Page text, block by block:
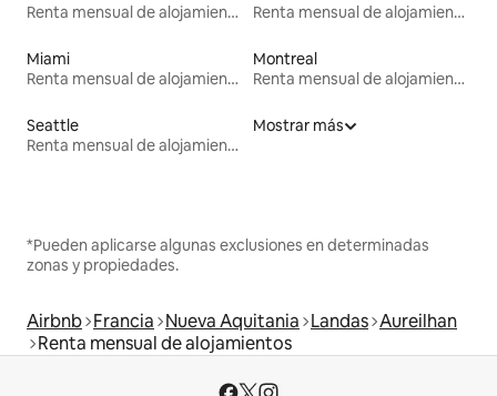
Renta mensual de alojamientos
Renta mensual de alojamientos
Miami
Renta mensual de alojamientos
Montreal
Renta mensual de alojamientos
Seattle
Renta mensual de alojamientos
Mostrar más
*Pueden aplicarse algunas exclusiones en determinadas
zonas y propiedades.
Airbnb Francia Nueva Aquitania Landas Aureilhan
Renta mensual de alojamientos